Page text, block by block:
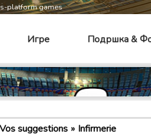
platform games
Игре Подршка &
Vos suggestions Infirmerie